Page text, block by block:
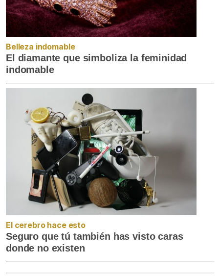
Belleza indomable
El diamante que simboliza la feminidad
indomable
El cerebro hace esto
Seguro que tú también has visto caras
donde no existen